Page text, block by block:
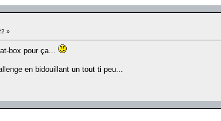
»
box pour ça...
en bidouillant un tout ti peu...